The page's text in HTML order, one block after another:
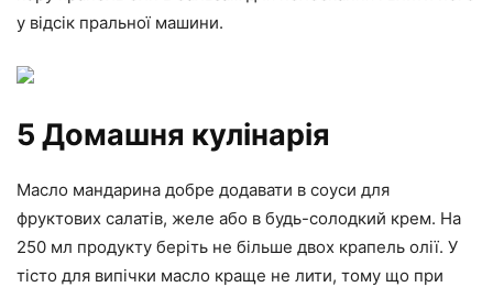
у відсік пральної машини.
5 Домашня кулінарія
Масло мандарина добре додавати в соуси для
фруктових салатів, желе або в будь-солодкий крем. На
250 мл продукту беріть не більше двох крапель олії. У
тісто для випічки масло краще не лити, тому що при